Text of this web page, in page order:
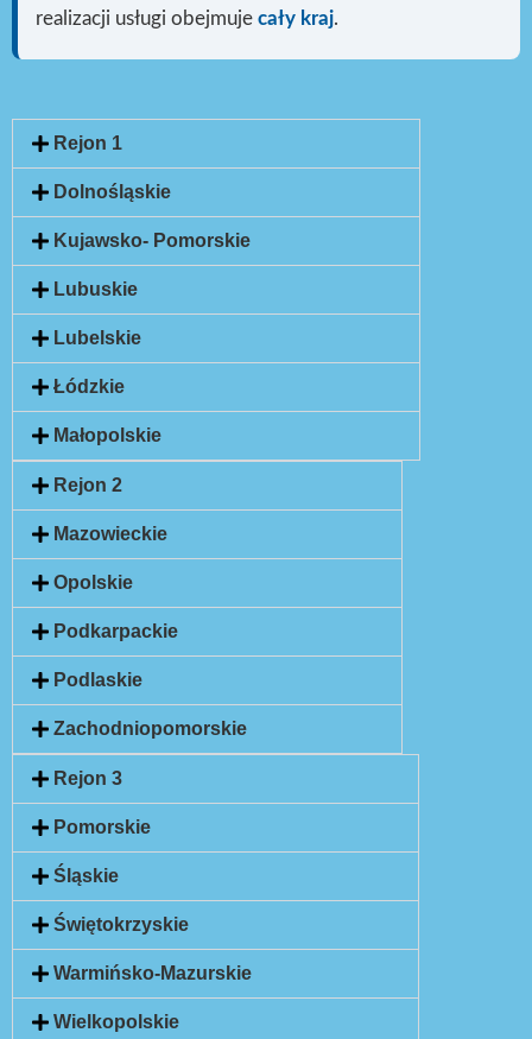
realizacji usługi obejmuje cały kraj.
Rejon 3
Pomorskie
Śląskie
Świętokrzyskie
Warmińsko-Mazurskie
Wielkopolskie
Rejon 2
Mazowieckie
Opolskie
Podkarpackie
Podlaskie
Zachodniopomorskie
Rejon 1
Dolnośląskie
Kujawsko- Pomorskie
Lubuskie
Lubelskie
Łódzkie
Małopolskie